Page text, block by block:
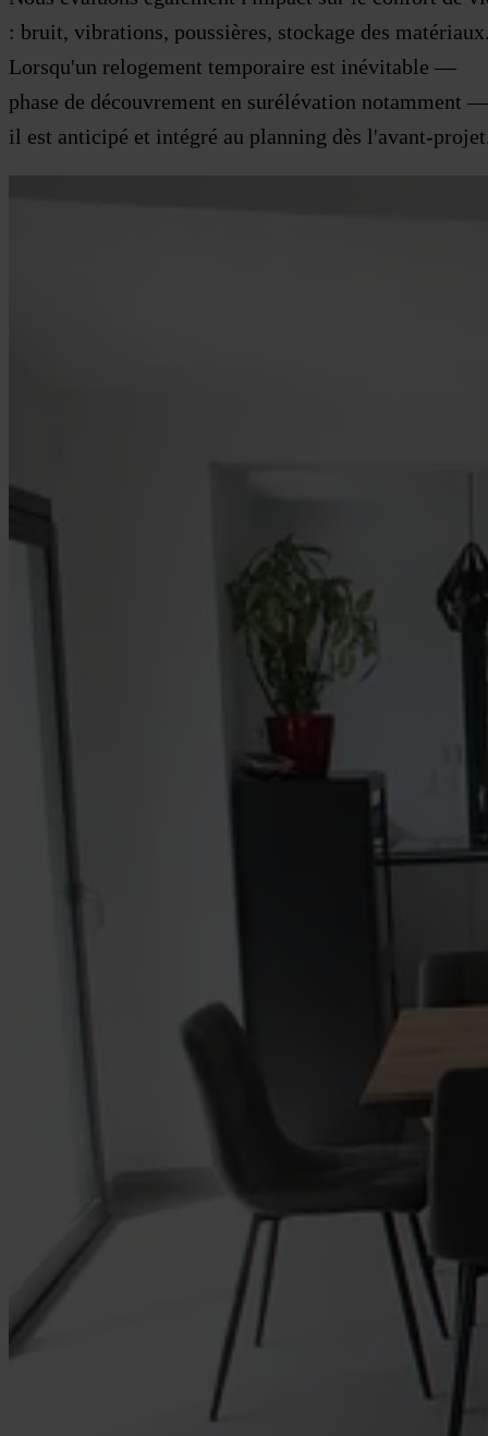
: bruit, vibrations, poussières, stockage des
Lorsqu'un relogement temporaire est inévitable —
phase de découvrement en surélévation notamment —
il est anticipé et intégré au planning dès l'avant-